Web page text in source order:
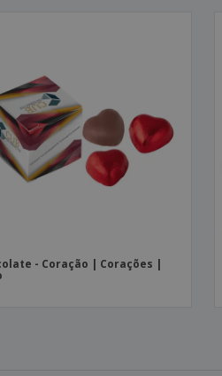
- Coração | Corações |